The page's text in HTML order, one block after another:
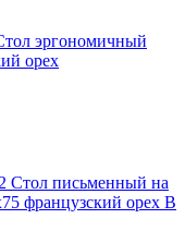
эргономичный
орех